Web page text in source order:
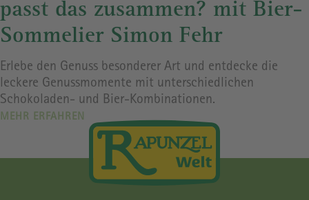
passt das zusammen? mit Bier-
Sommelier Simon Fehr
Erlebe den Genuss besonderer Art und entdecke die
leckere Genussmomente mit unterschiedlichen
Schokoladen- und Bier-Kombinationen.
MEHR ERFAHREN